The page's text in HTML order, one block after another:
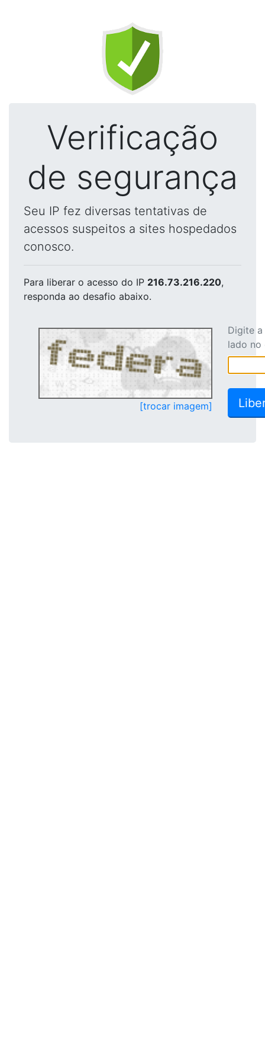
Verificação
de segurança
Seu IP fez diversas tentativas de
acessos suspeitos a sites hospedados
conosco.
Para liberar o acesso do IP 216.73.216.220,
responda ao desafio abaixo.
[trocar imagem]
Digite
lado no